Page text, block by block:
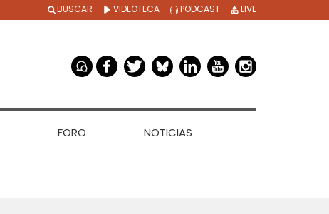
BUSCAR VIDEOTECA PODCAST LIVE
FORO NOTICIAS